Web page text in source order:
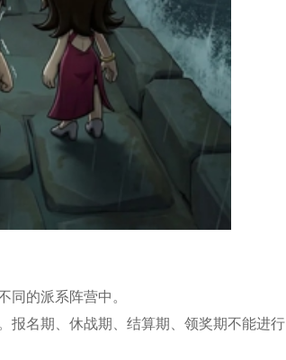
的派系阵营中。
名期、休战期、结算期、领奖期不能进行